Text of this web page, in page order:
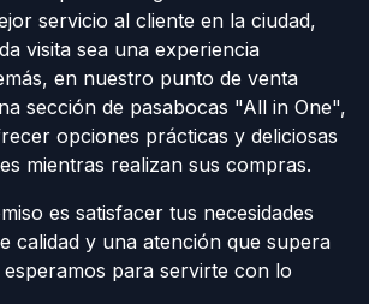
servicio al cliente en la ciudad,
visita sea una experiencia
en nuestro punto de venta
sección de pasabocas "All in One",
opciones prácticas y deliciosas
mientras realizan sus compras.
es satisfacer tus necesidades
calidad y una atención que supera
esperamos para servirte con lo